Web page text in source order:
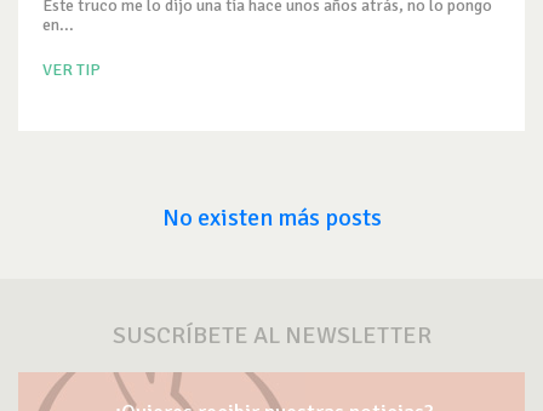
Éste truco me lo dijo una tía hace unos años atrás, no lo pongo
en...
VER TIP
No existen más posts
SUSCRÍBETE AL NEWSLETTER